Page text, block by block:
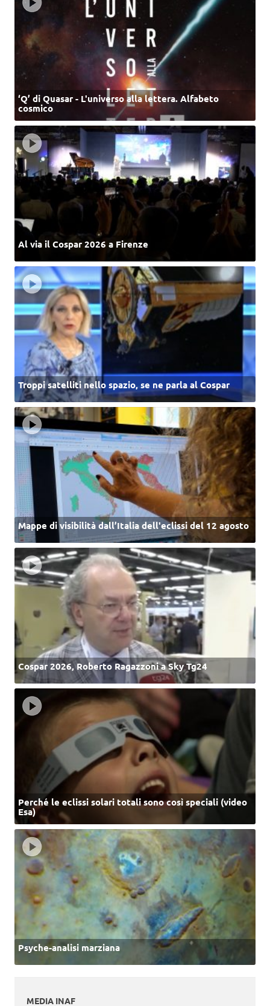
‘Q’ di Quasar - L'universo alla lettera. Alfabeto
cosmico
Al via il Cospar 2026 a Firenze
Troppi satelliti nello spazio, se ne parla al Cospar
Mappe di visibilità dall’Italia dell'eclissi del 12 agosto
Cospar 2026, Roberto Ragazzoni a Sky Tg24
Perché le eclissi solari totali sono così speciali (video
Esa)
Psyche-analisi marziana
MEDIA INAF